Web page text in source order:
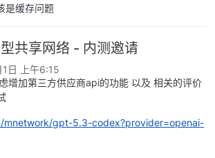
是缓存问题
共享网络 - 内测邀请
日 上午6:15
增加第三方供应商api的功能 以及 相关的评价
mnetwork/gpt-5.3-codex?provider=openai-